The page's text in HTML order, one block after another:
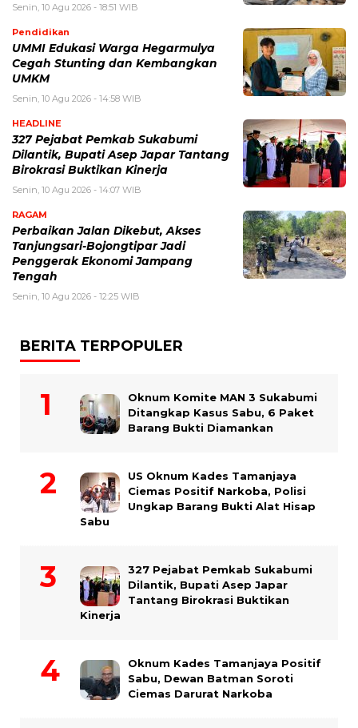
Senin, 10 Agu 2026 - 18:51 WIB
Pendidikan
UMMI Edukasi Warga Hegarmulya
Cegah Stunting dan Kembangkan
UMKM
Senin, 10 Agu 2026 - 14:58 WIB
HEADLINE
327 Pejabat Pemkab Sukabumi
Dilantik, Bupati Asep Japar Tantang
Birokrasi Buktikan Kinerja
Senin, 10 Agu 2026 - 14:07 WIB
RAGAM
Perbaikan Jalan Dikebut, Akses
Tanjungsari-Bojongtipar Jadi
Penggerak Ekonomi Jampang
Tengah
Senin, 10 Agu 2026 - 12:25 WIB
BERITA TERPOPULER
Oknum Komite MAN 3 Sukabumi
Ditangkap Kasus Sabu, 6 Paket
Barang Bukti Diamankan
US Oknum Kades Tamanjaya
Ciemas Positif Narkoba, Polisi
Ungkap Barang Bukti Alat Hisap
Sabu
327 Pejabat Pemkab Sukabumi
Dilantik, Bupati Asep Japar
Tantang Birokrasi Buktikan
Kinerja
Oknum Kades Tamanjaya Positif
Sabu, Dewan Batman Soroti
Ciemas Darurat Narkoba